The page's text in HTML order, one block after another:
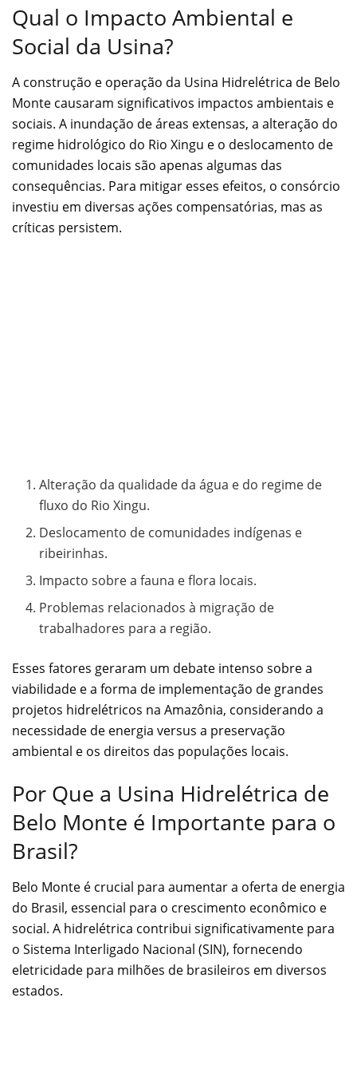
Qual o Impacto Ambiental e
Social da Usina?
A construção e operação da Usina Hidrelétrica de Belo
Monte causaram significativos impactos ambientais e
sociais. A inundação de áreas extensas, a alteração do
regime hidrológico do Rio Xingu e o deslocamento de
comunidades locais são apenas algumas das
consequências. Para mitigar esses efeitos, o consórcio
investiu em diversas ações compensatórias, mas as
críticas persistem.
Alteração da qualidade da água e do regime de
fluxo do Rio Xingu.
Deslocamento de comunidades indígenas e
ribeirinhas.
Impacto sobre a fauna e flora locais.
Problemas relacionados à migração de
trabalhadores para a região.
Esses fatores geraram um debate intenso sobre a
viabilidade e a forma de implementação de grandes
projetos hidrelétricos na Amazônia, considerando a
necessidade de energia versus a preservação
ambiental e os direitos das populações locais.
Por Que a Usina Hidrelétrica de
Belo Monte é Importante para o
Brasil?
Belo Monte é crucial para aumentar a oferta de energia
do Brasil, essencial para o crescimento econômico e
social. A hidrelétrica contribui significativamente para
o Sistema Interligado Nacional (SIN), fornecendo
eletricidade para milhões de brasileiros em diversos
estados.